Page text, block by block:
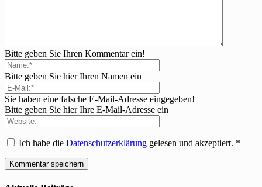
Bitte geben Sie Ihren Kommentar ein!
Bitte geben Sie hier Ihren Namen ein
Sie haben eine falsche E-Mail-Adresse eingegeben!
Bitte geben Sie hier Ihre E-Mail-Adresse ein
Ich habe die Datenschutzerklärung gelesen und akzeptiert. *